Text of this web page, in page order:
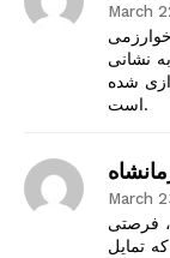
March
به نشانی ka.irost.org با هدف اعلام فراخوان و ثبت‌نام
شده
است.
March
، فرصتی
تمایل